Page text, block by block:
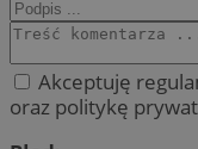
Akceptuję
oraz politykę